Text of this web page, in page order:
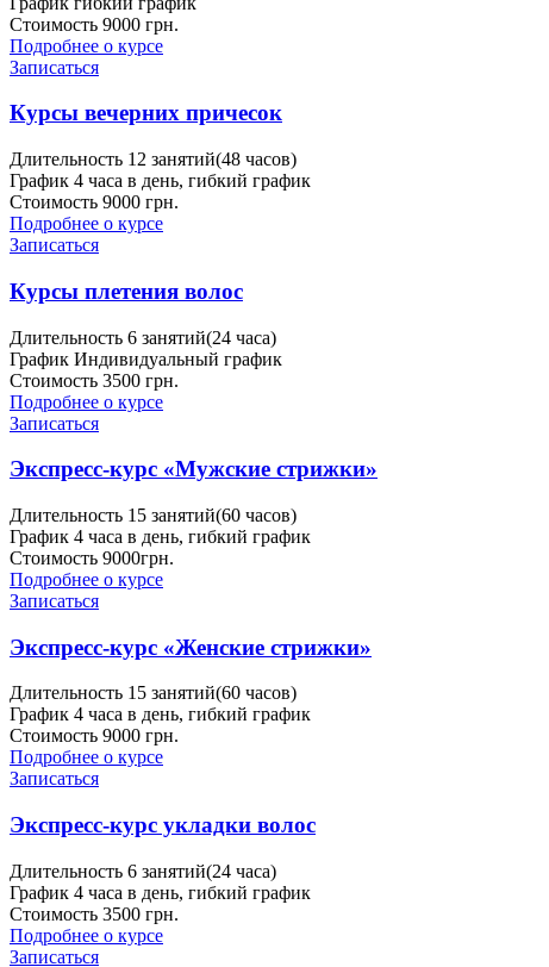
Стоимость 9000 грн.
Подробнее о курсе
Записаться
Курсы вечерних причесок
Длительность 12 занятий(48 часов)
График 4 часа в день, гибкий график
Стоимость 9000 грн.
Подробнее о курсе
Записаться
Курсы плетения волос
Длительность 6 занятий(24 часа)
График Индивидуальный график
Стоимость 3500 грн.
Подробнее о курсе
Записаться
Экспресс-курс «Мужские стрижки»
Длительность 15 занятий(60 часов)
График 4 часа в день, гибкий график
Стоимость 9000грн.
Подробнее о курсе
Записаться
Экспресс-курс «Женские стрижки»
Длительность 15 занятий(60 часов)
График 4 часа в день, гибкий график
Стоимость 9000 грн.
Подробнее о курсе
Записаться
Экспресс-курс укладки волос
Длительность 6 занятий(24 часа)
График 4 часа в день, гибкий график
Стоимость 3500 грн.
Подробнее о курсе
Записаться